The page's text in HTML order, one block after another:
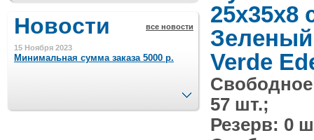
Новости все новости
15 Ноября 2023
Минимальная сумма заказа 5000 р.
Шляпные коробочки производим
След.
25х35x8
Verde
57 шт.;
Резерв: 0